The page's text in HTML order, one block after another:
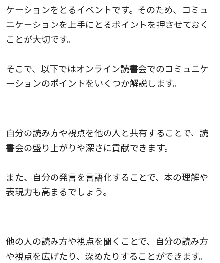
ケーションをとるイベントです。そのため、コミュ
ニケーションを上手にとるポイントを押させておく
ことが大切です。
そこで、以下ではオンライン読書会でのコミュニケ
ーションのポイントをいくつか解説します。
自分の読み方や視点を他の人と共有することで、読
書会の盛り上がりや深さに貢献できます。
また、自分の発言を言語化することで、本の理解や
表現力も高まるでしょう。
他の人の読み方や視点を聞くことで、自分の読み方
や視点を広げたり、深めたりすることができます。